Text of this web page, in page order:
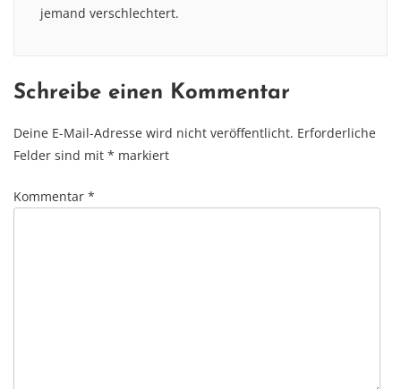
jemand verschlechtert.
Schreibe einen Kommentar
Deine E-Mail-Adresse wird nicht veröffentlicht. Erforderliche
Felder sind mit * markiert
Kommentar *